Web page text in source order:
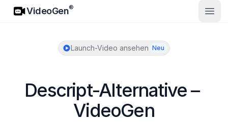
VideoGen
VideoGen®
Launch-Video ansehen Neu
Descript-Alternative –
VideoGen